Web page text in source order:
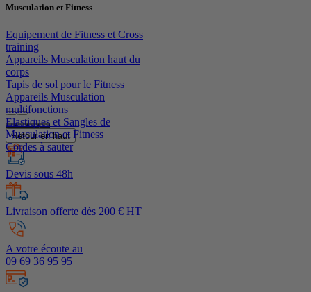
Musculation et Fitness
Equipement de Fitness et Cross
training
Appareils Musculation haut du
corps
Tapis de sol pour le Fitness
Appareils Musculation
multifonctions
Elastiques et Sangles de
Musculation et Fitness
Cordes à sauter
Retour en haut
Devis sous 48h
Livraison offerte dès 200 € HT
A votre écoute au
09 69 36 95 95